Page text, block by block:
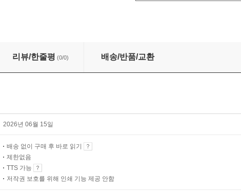
리뷰/한줄평 (0/0) 배송/반품/교환
2026년 06월 15일
배송 없이 구매 후 바로 읽기
제한없음
TTS 가능
저작권 보호를 위해 인쇄 기능 제공 안함